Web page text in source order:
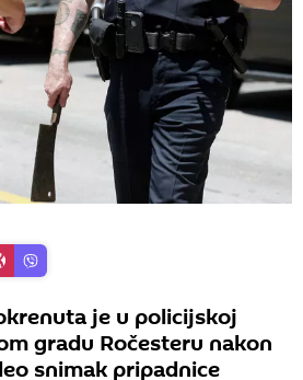
je u policijskoj
gradu Ročesteru nakon
snimak pripadnice